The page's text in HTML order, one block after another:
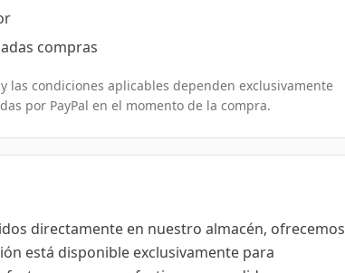
compras
las condiciones aplicables dependen exclusivamente
por PayPal en el momento de la compra.
directamente en nuestro almacén, ofrecemos
está disponible exclusivamente para